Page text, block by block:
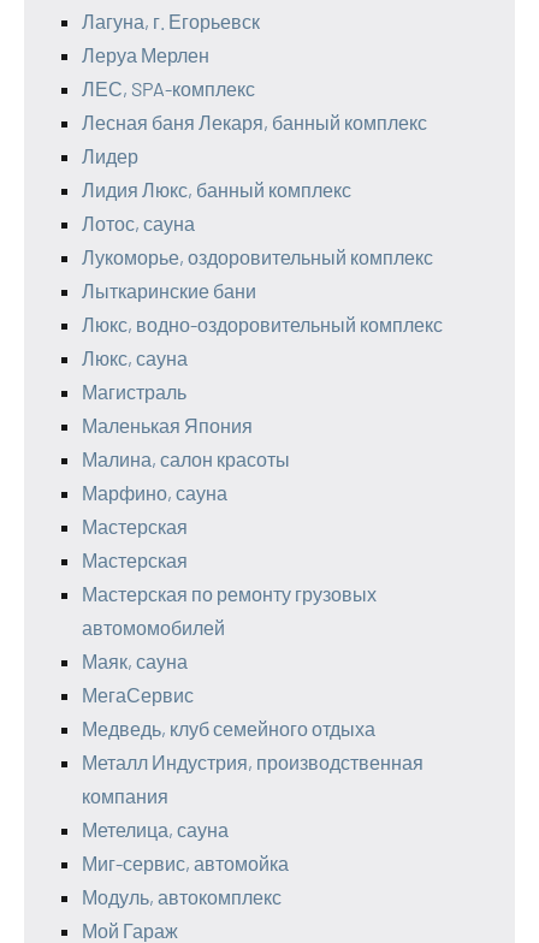
Лагуна, г. Егорьевск
Леруа Мерлен
ЛЕС, SPA-комплекс
Лесная баня Лекаря, банный комплекс
Лидер
Лидия Люкс, банный комплекс
Лотос, сауна
Лукоморье, оздоровительный комплекс
Лыткаринские бани
Люкс, водно-оздоровительный комплекс
Люкс, сауна
Магистраль
Маленькая Япония
Малина, салон красоты
Марфино, сауна
Мастерская
Мастерская
Мастерская по ремонту грузовых
автомомобилей
Маяк, сауна
МегаСервис
Медведь, клуб семейного отдыха
Металл Индустрия, производственная
компания
Метелица, сауна
Миг-сервис, автомойка
Модуль, автокомплекс
Мой Гараж